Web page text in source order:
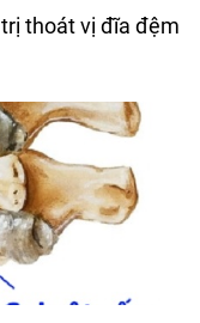
thoát vị đĩa đệm